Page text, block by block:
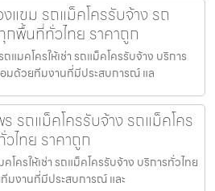
แขม รถแม็คโครรับจ้าง รถ
กพื้นที่ทั่วไทย ราคาถูก
มคโครให้เช่า รถแม็คโครรับจ้าง บริการ
อมด้วยทีมงานที่มีประสบการณ์ แล
รถแม็คโครรับจ้าง รถแม็คโคร
ไทย ราคาถูก
ครให้เช่า รถแม็คโครรับจ้าง บริการทั่วไทย
มงานที่มีประสบการณ์ และ